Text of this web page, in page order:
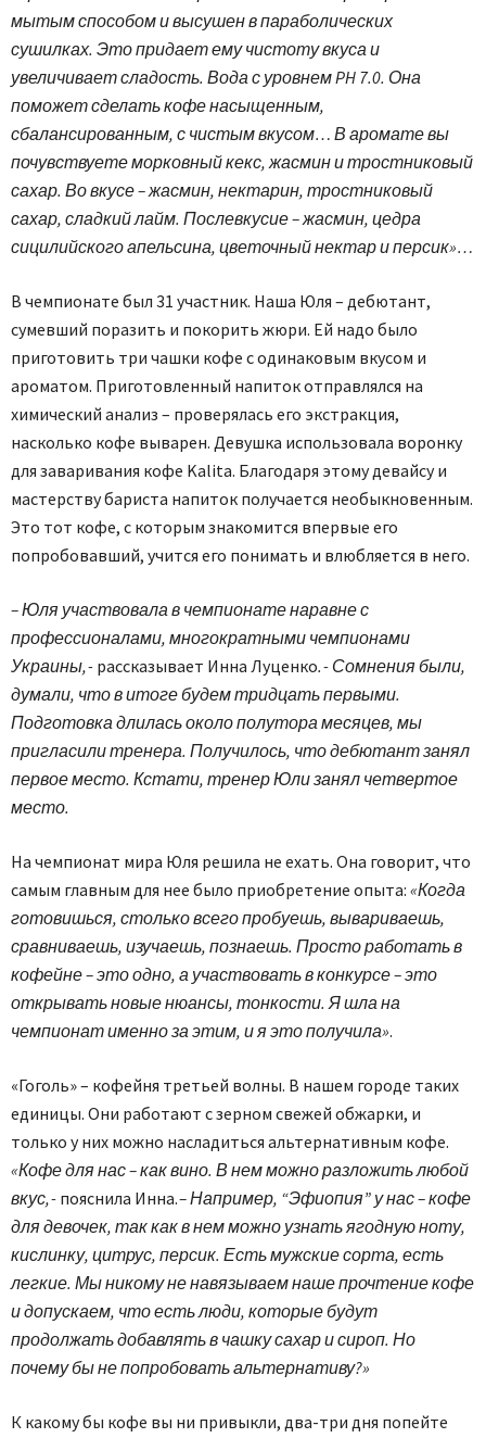
мытым способом и высушен в параболических
сушилках. Это придает ему чистоту вкуса и
увеличивает сладость. Вода с уровнем PH 7.0. Она
поможет сделать кофе насыщенным,
сбалансированным, с чистым вкусом… В аромате вы
почувствуете морковный кекс, жасмин и тростниковый
сахар. Во вкусе – жасмин, нектарин, тростниковый
сахар, сладкий лайм. Послевкусие – жасмин, цедра
сицилийского апельсина, цветочный нектар и персик»…
В чемпионате был 31 участник. Наша Юля – дебютант,
сумевший поразить и покорить жюри. Ей надо было
приготовить три чашки кофе с одинаковым вкусом и
ароматом. Приготовленный напиток отправлялся на
химический анализ – проверялась его экстракция,
насколько кофе выварен. Девушка использовала воронку
для заваривания кофе Kalita. Благодаря этому девайсу и
мастерству бариста напиток получается необыкновенным.
Это тот кофе, с которым знакомится впервые его
попробовавший, учится его понимать и влюбляется в него.
– Юля участвовала в чемпионате наравне с
профессионалами, многократными чемпионами
Украины, - рассказывает Инна Луценко. - Сомнения были,
думали, что в итоге будем тридцать первыми.
Подготовка длилась около полутора месяцев, мы
пригласили тренера. Получилось, что дебютант занял
первое место. Кстати, тренер Юли занял четвертое
место.
На чемпионат мира Юля решила не ехать. Она говорит, что
самым главным для нее было приобретение опыта: «Когда
готовишься, столько всего пробуешь, вывариваешь,
сравниваешь, изучаешь, познаешь. Просто работать в
кофейне – это одно, а участвовать в конкурсе – это
открывать новые нюансы, тонкости. Я шла на
чемпионат именно за этим, и я это получила».
«Гоголь» – кофейня третьей волны. В нашем городе таких
единицы. Они работают с зерном свежей обжарки, и
только у них можно насладиться альтернативным кофе.
«Кофе для нас – как вино. В нем можно разложить любой
вкус, - пояснила Инна.– Например, “Эфиопия” у нас – кофе
для девочек, так как в нем можно узнать ягодную ноту,
кислинку, цитрус, персик. Есть мужские сорта, есть
легкие. Мы никому не навязываем наше прочтение кофе
и допускаем, что есть люди, которые будут
продолжать добавлять в чашку сахар и сироп. Но
почему бы не попробовать альтернативу?»
К какому бы кофе вы ни привыкли, два-три дня попейте